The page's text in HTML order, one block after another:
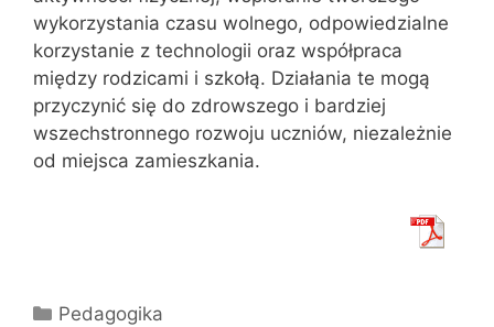
wykorzystania czasu wolnego, odpowiedzialne
korzystanie z technologii oraz współpraca
między rodzicami i szkołą. Działania te mogą
przyczynić się do zdrowszego i bardziej
wszechstronnego rozwoju uczniów, niezależnie
od miejsca zamieszkania.
Kategorie
Pedagogika